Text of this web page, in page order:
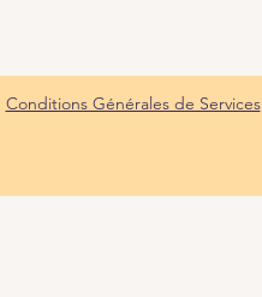
Conditions Générales de Service​s